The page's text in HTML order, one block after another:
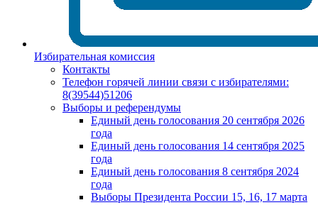
Избирательная комиссия
Контакты
Телефон горячей линии связи с избирателями:
8(39544)51206
Выборы и референдумы
Единый день голосования 20 сентября 2026
года
Единый день голосования 14 сентября 2025
года
Единый день голосования 8 сентября 2024
года
Выборы Президента России 15, 16, 17 марта